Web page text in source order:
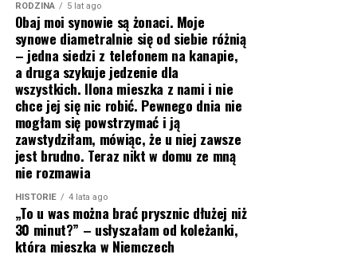
RODZINA 5 lat ago
Obaj moi synowie są żonaci. Moje
synowe diametralnie się od siebie różnią
– jedna siedzi z telefonem na kanapie,
a druga szykuje jedzenie dla
wszystkich. Ilona mieszka z nami i nie
chce jej się nic robić. Pewnego dnia nie
mogłam się powstrzymać i ją
zawstydziłam, mówiąc, że u niej zawsze
jest brudno. Teraz nikt w domu ze mną
nie rozmawia
HISTORIE 4 lata ago
„To u was można brać prysznic dłużej niż
30 minut?” – usłyszałam od koleżanki,
która mieszka w Niemczech